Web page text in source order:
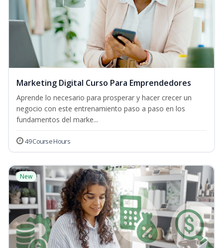
Marketing Digital Curso Para Emprendedores
Aprende lo necesario para prosperar y hacer crecer un
negocio con este entrenamiento paso a paso en los
fundamentos del marke...
49 Course Hours
New